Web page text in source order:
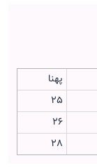
پهنا
25
26
28